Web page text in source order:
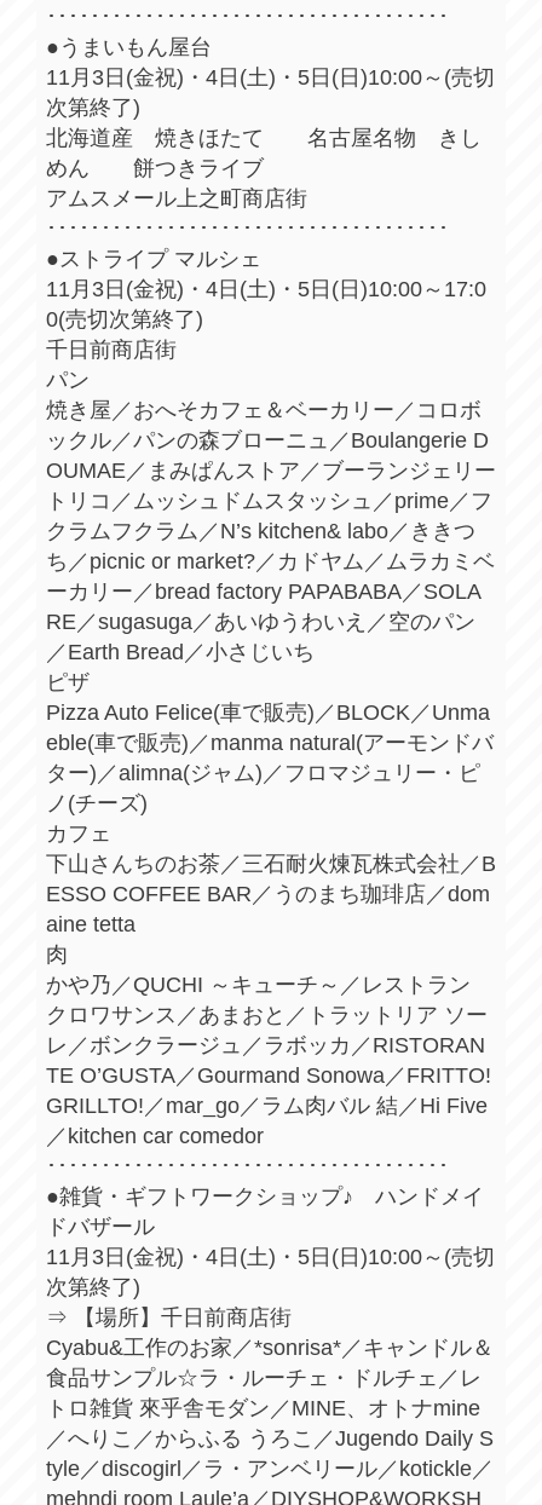
･････････････････････････････････････
●うまいもん屋台
11月3日(金祝)・4日(土)・5日(日)10:00～(売切
次第終了)
北海道産 焼きほたて 名古屋名物 きし
めん 餅つきライブ
アムスメール上之町商店街
･････････････････････････････････････
●ストライプ マルシェ
11月3日(金祝)・4日(土)・5日(日)10:00～17:0
0(売切次第終了)
千日前商店街
パン
焼き屋／おへそカフェ＆ベーカリー／コロボ
ックル／パンの森ブローニュ／Boulangerie D
OUMAE／まみぱんストア／ブーランジェリー
トリコ／ムッシュドムスタッシュ／prime／フ
クラムフクラム／N’s kitchen& labo／ききつ
ち／picnic or market?／カドヤム／ムラカミベ
ーカリー／bread factory PAPABABA／SOLA
RE／sugasuga／あいゆうわいえ／空のパン
／Earth Bread／小さじいち
ピザ
Pizza Auto Felice(車で販売)／BLOCK／Unma
eble(車で販売)／manma natural(アーモンドバ
ター)／alimna(ジャム)／フロマジュリー・ピ
ノ(チーズ)
カフェ
下山さんちのお茶／三石耐火煉瓦株式会社／B
ESSO COFFEE BAR／うのまち珈琲店／dom
aine tetta
肉
かや乃／QUCHI ～キューチ～／レストラン
クロワサンス／あまおと／トラットリア ソー
レ／ボンクラージュ／ラボッカ／RISTORAN
TE O’GUSTA／Gourmand Sonowa／FRITTO!
GRILLTO!／mar_go／ラム肉バル 結／Hi Five
／kitchen car comedor
･････････････････････････････････････
●雑貨・ギフトワークショップ♪ ハンドメイ
ドバザール
11月3日(金祝)・4日(土)・5日(日)10:00～(売切
次第終了)
⇒ 【場所】千日前商店街
Cyabu&工作のお家／*sonrisa*／キャンドル＆
食品サンプル☆ラ・ルーチェ・ドルチェ／レ
トロ雑貨 來乎舎モダン／MINE、オトナmine
／へりこ／からふる うろこ／Jugendo Daily S
tyle／discogirl／ラ・アンベリール／kotickle／
mehndi room Laule’a／DIYSHOP&WORKSH